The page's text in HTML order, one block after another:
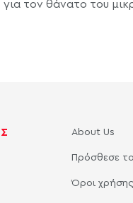
τον θάνατο του
About Us
Πρόσθεσε
Όροι χρήσης